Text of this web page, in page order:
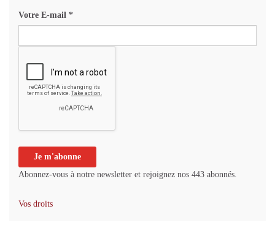
Votre E-mail *
Abonnez-vous à notre newsletter et rejoignez nos 443 abonnés.
Vos droits